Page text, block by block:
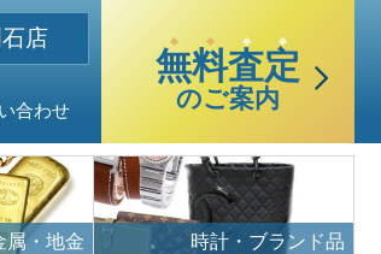
買取・査定方法
合わせ
店
無料査定
のご案内
属・地金 時計・ブランド品